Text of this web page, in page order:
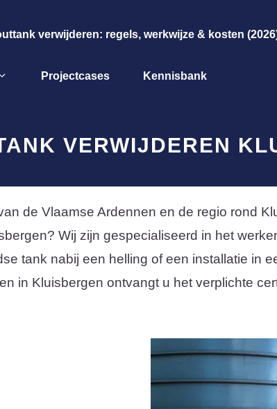
verwijderen: regels, werkwijze & kosten
Projectcases Kennisbank
VERWIJDEREN
de Vlaamse Ardennen en de regio rond
Wij zijn gespecialiseerd in het
tank nabij een helling of een installatie in
in Kluisbergen ontvangt u het verplichte